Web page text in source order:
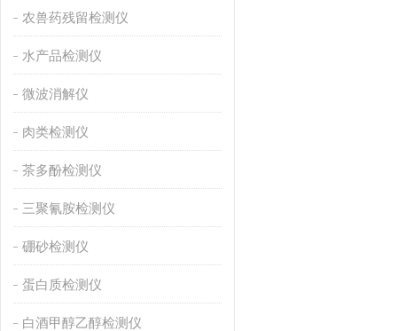
农兽药残留检测仪
水产品检测仪
微波消解仪
肉类检测仪
茶多酚检测仪
三聚氰胺检测仪
硼砂检测仪
蛋白质检测仪
白酒甲醇乙醇检测仪